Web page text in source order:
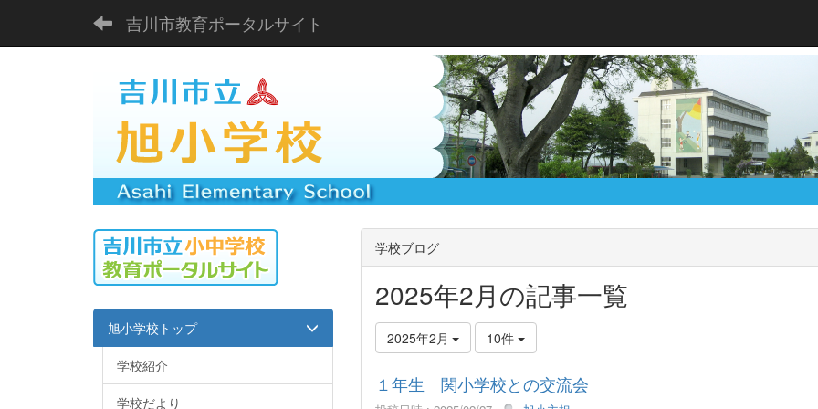
吉川市教育ポータルサイト
学校ブログ
2025年2月の記事一覧
2025年2月 10件
１年生 関小学校との交流会
旭小学校トップ
学校紹介
学校だより